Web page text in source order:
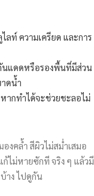
ท์ ความเครียด และการ
นแดดหรือรองพื้นที่มีส่วน
ดน้ำ
ากทำได้จะช่วยชะลอไม่
งคล้ำ สีผิวไม่สม่ำเสมอ
ไม่หายซักที จริง ๆ แล้วมี
าง ไปดูกัน